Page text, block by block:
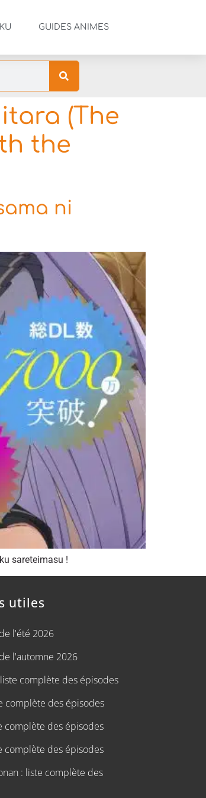
GUIDES ANIMES
(The
the
ni
sareteimasu !
utiles
l'été 2026
l'automne 2026
complète des épisodes
complète des épisodes
complète des épisodes
complète des épisodes
: liste complète des